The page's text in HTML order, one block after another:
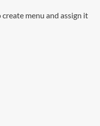
menu and assign it